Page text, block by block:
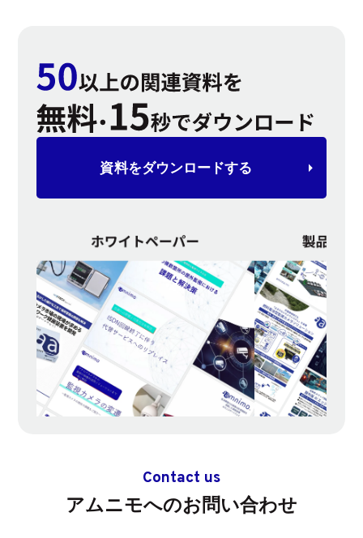
資料をダウンロードする
Contact us
アムニモへのお問い合わせ